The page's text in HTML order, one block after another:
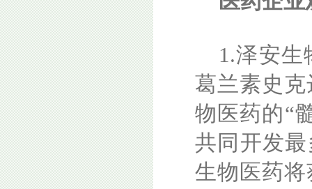
1.泽安生
葛兰素史
物医药的“
共同开发最
生物医药将